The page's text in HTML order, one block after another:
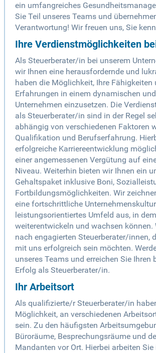
ein umfangreiches
Sie Teil unseres Teams und
Verantwortung! Wir freuen uns, Sie
Ihre Verdienstmöglichkeiten
Als Steuerberater/in bei unserem
wir Ihnen eine herausfordernde und
haben die Möglichkeit, Ihre Fähigkeiten
Erfahrungen in einem dynamischen
Unternehmen einzusetzen. Die
als Steuerberater/in sind in der Regel
abhängig von verschiedenen Faktoren
Qualifikation und Berufserfahrung.
erfolgreiche Karriereentwicklung
einer angemessenen Vergütung auf
Niveau. Weiterhin bieten wir Ihnen ein
Gehaltspaket inklusive Boni,
Fortbildungsmöglichkeiten. Wir
eine fortschrittliche
leistungsorientiertes Umfeld aus, in
weiterentwickeln und wachsen können.
nach engagierten Steuerberater/innen,
mit uns erfolgreich sein möchten.
unseres Teams und erreichen Sie Ihren
Erfolg als Steuerberater/in.
Ihr Arbeitsort
Als qualifizierte/r Steuerberater/in
Möglichkeit, an verschiedenen
sein. Zu den häufigsten
Büroräume, Besprechungsräume und
Mandanten vor Ort. Hierbei arbeiten